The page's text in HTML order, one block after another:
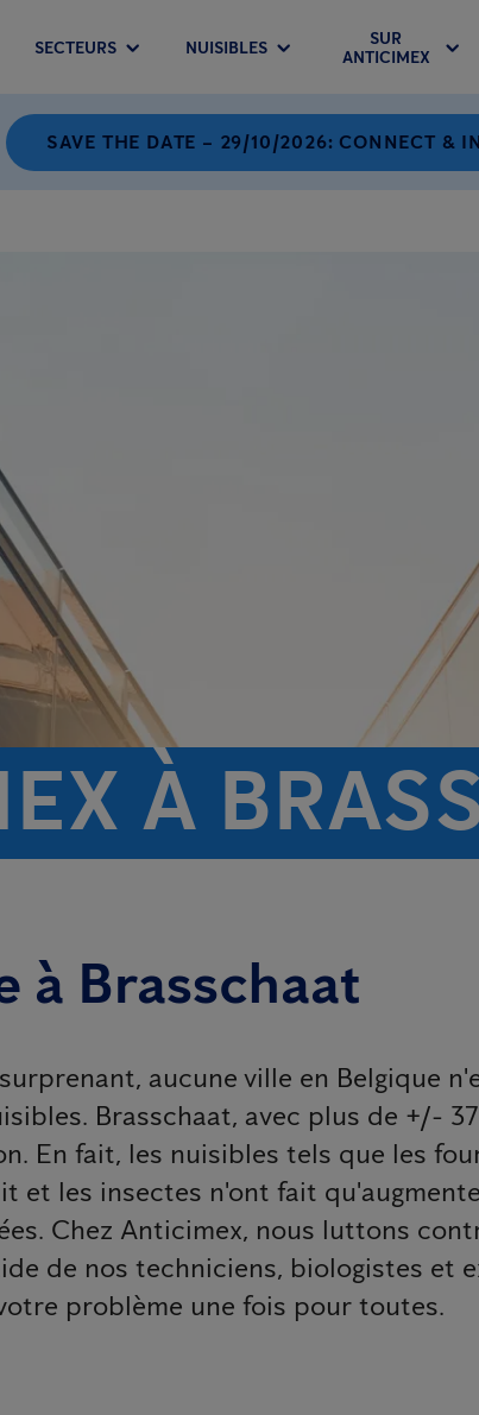
SECTEURS NUISIBLES
SUR
ANTICIMEX
SAVE THE DATE – 29/10/2026: CONNECT &
À
à Brasschaat
aucune ville en Belgique
Brasschaat, avec plus de +/-
En fait, les nuisibles tels que les
et les insectes n'ont fait
Chez Anticimex, nous luttons
de nos techniciens, biologistes et
problème une fois pour toutes.